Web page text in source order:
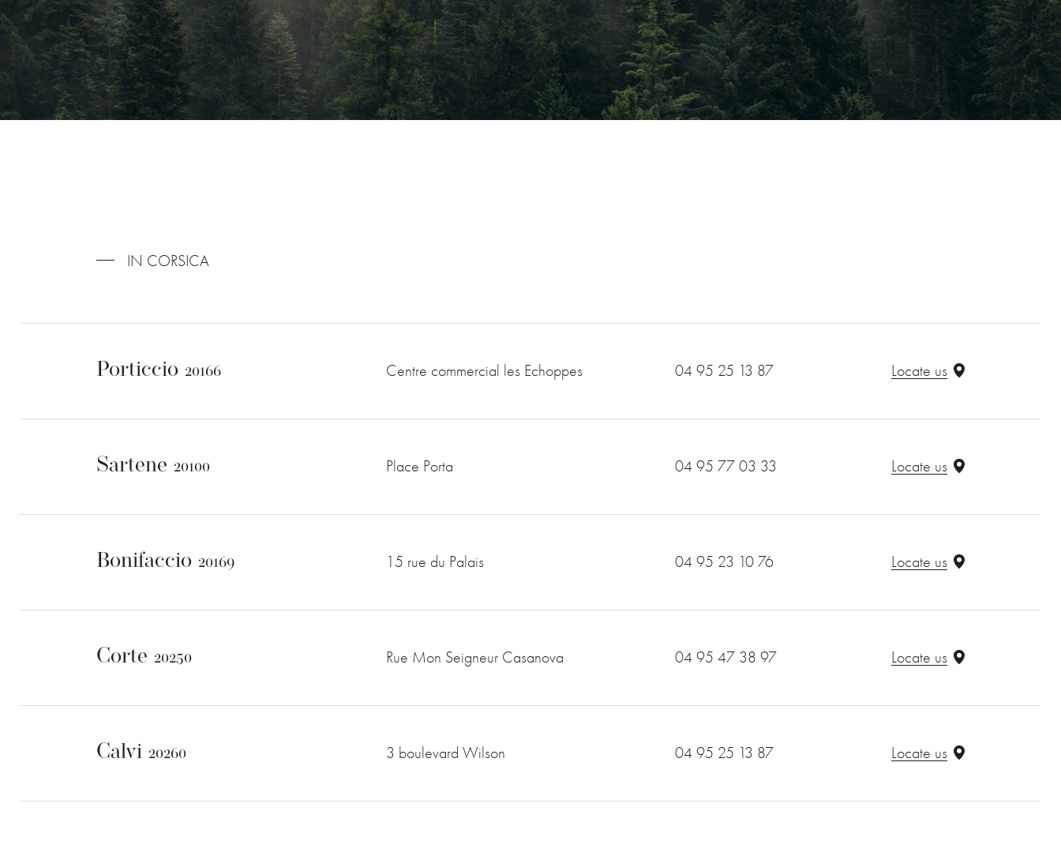
IN CORSICA
Porticcio 20166 Centre commercial les Echoppes 04 95 25 13 87 Locate us
Sartene 20100 Place Porta 04 95 77 03 33 Locate us
Bonifaccio 20169 15 rue du Palais 04 95 23 10 76 Locate us
Corte 20250 Rue Mon Seigneur Casanova 04 95 47 38 97 Locate us
Calvi 20260 3 boulevard Wilson 04 95 25 13 87 Locate us